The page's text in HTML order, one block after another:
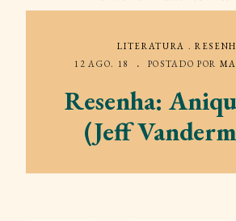
LITERATURA .
12 AGO. 18
POSTADO POR
Resenha:
(Jeff